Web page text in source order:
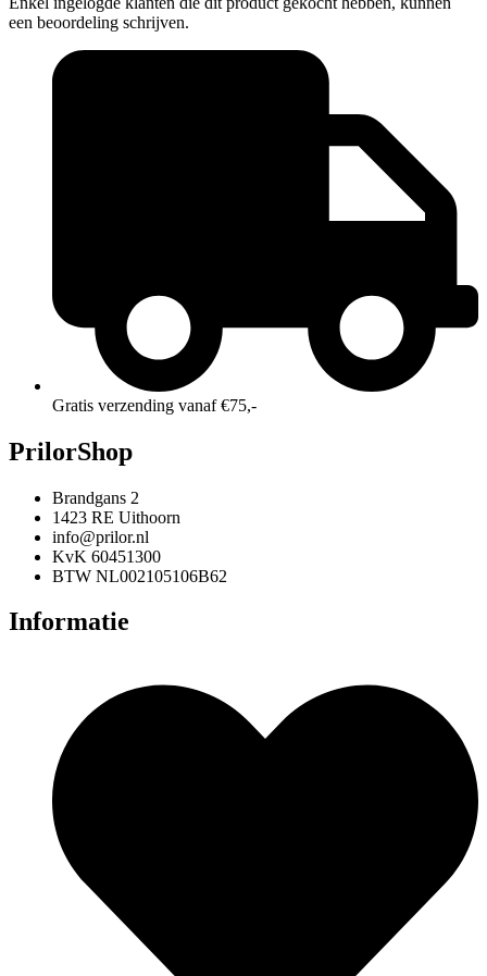
een beoordeling schrijven.
Gratis verzending vanaf €75,-
PrilorShop
Brandgans 2
1423 RE Uithoorn
info@prilor.nl
KvK 60451300
BTW NL002105106B62
Informatie